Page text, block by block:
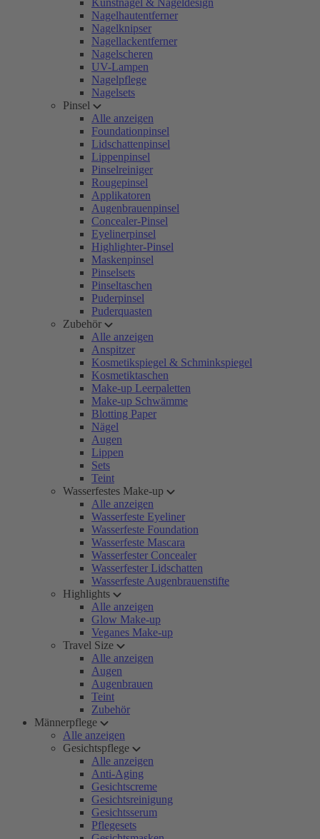
Kunstnägel & Nageldesign
Nagelhautentferner
Nagelknipser
Nagellackentferner
Nagelscheren
UV-Lampen
Nagelpflege
Nagelsets
Pinsel
Alle anzeigen
Foundationpinsel
Lidschattenpinsel
Lippenpinsel
Pinselreiniger
Rougepinsel
Applikatoren
Augenbrauenpinsel
Concealer-Pinsel
Eyelinerpinsel
Highlighter-Pinsel
Maskenpinsel
Pinselsets
Pinseltaschen
Puderpinsel
Puderquasten
Zubehör
Alle anzeigen
Anspitzer
Kosmetikspiegel & Schminkspiegel
Kosmetiktaschen
Make-up Leerpaletten
Make-up Schwämme
Blotting Paper
Nägel
Augen
Lippen
Sets
Teint
Wasserfestes Make-up
Alle anzeigen
Wasserfeste Eyeliner
Wasserfeste Foundation
Wasserfeste Mascara
Wasserfester Concealer
Wasserfester Lidschatten
Wasserfeste Augenbrauenstifte
Highlights
Alle anzeigen
Glow Make-up
Veganes Make-up
Travel Size
Alle anzeigen
Augen
Augenbrauen
Teint
Zubehör
Männerpflege
Alle anzeigen
Gesichtspflege
Alle anzeigen
Anti-Aging
Gesichtscreme
Gesichtsreinigung
Gesichtsserum
Pflegesets